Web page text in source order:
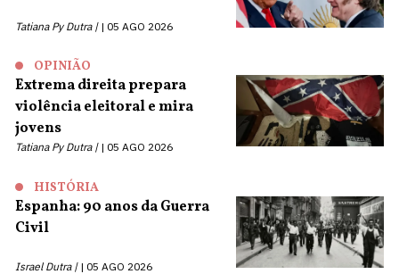
Tatiana Py Dutra | 05 AGO 2026
OPINIÃO
Extrema direita prepara
violência eleitoral e mira
jovens
Tatiana Py Dutra | 05 AGO 2026
HISTÓRIA
Espanha: 90 anos da Guerra
Civil
Israel Dutra | 05 AGO 2026